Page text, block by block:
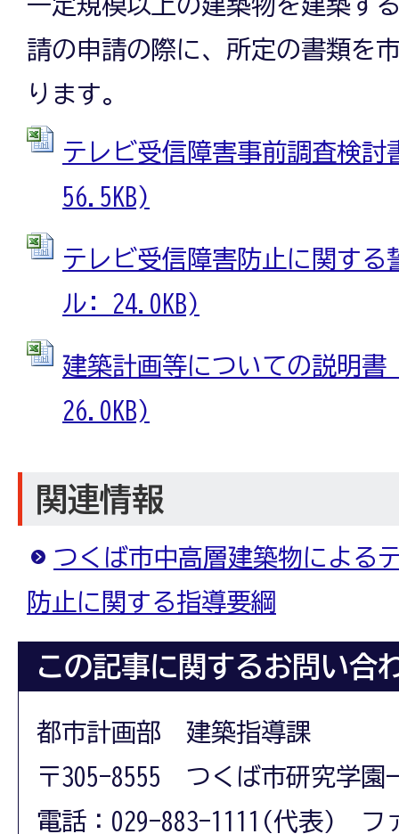
請の申請の際に、所定の書類を
ります。
テレビ受信障害事前調査検
56.5KB)
テレビ受信障害防止に関す
ル: 24.0KB)
建築計画等についての説明
26.0KB)
関連情報
つくば市中高層建築物による
防止に関する指導要綱
この記事に関するお問い合
都市計画部 建築指導課
〒305-8555 つくば市研究学園
電話：029-883-1111(代表) フ